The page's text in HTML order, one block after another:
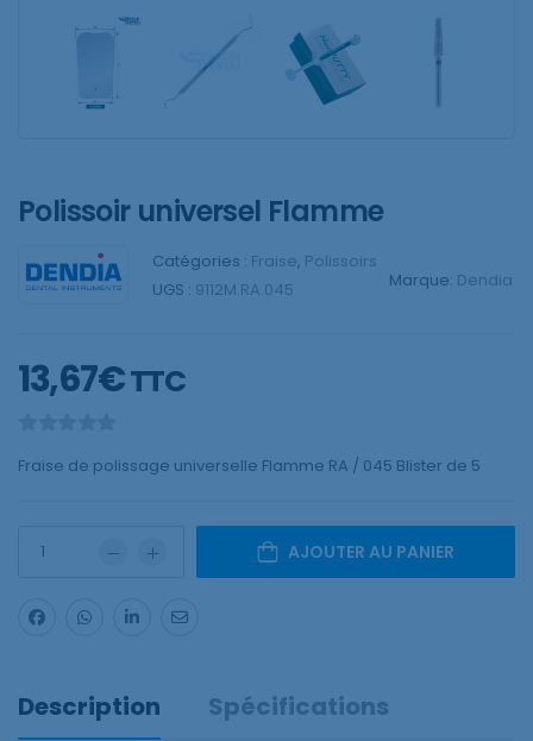
Polissoir universel Flamme
Catégories : Fraise, Polissoirs
UGS : 9112M.RA.045 Marque: Dendia
13,67€TTC
Fraise de polissage universelle Flamme RA / 045 Blister de 5
AJOUTER AU PANIER
Description Spécifications